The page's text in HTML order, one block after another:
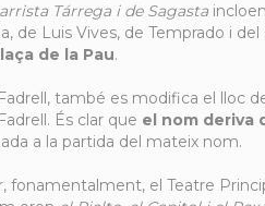
Tárrega i de Sagasta
de Luis Vives, de Temprado i del
de la Pau.
també es modifica el lloc
És clar que el nom deriva
a la partida del mateix nom.
el Teatre